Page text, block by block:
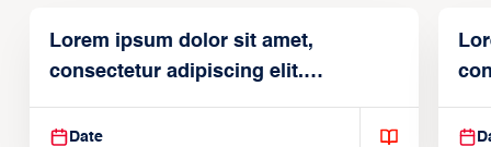
Lorem ipsum dolor sit amet,
consectetur adipiscing elit.
Suspendisse varius enim in
Date